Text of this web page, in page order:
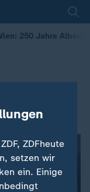
250 Jahre
ZDFheute
setzen wir
ein. Einige